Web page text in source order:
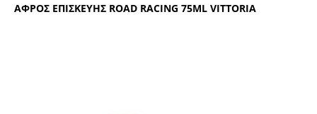
ΑΦΡΟΣ ΕΠΙΣΚΕΥΗΣ RΟΑD RΑCΙΝG 75ΜL VΙΤΤΟRΙΑ